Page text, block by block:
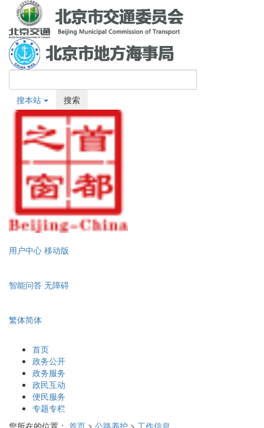
搜本站 搜索
用户中心 移动版
智能问答 无障碍
繁体简体
首页
政务公开
政务服务
政民互动
便民服务
专题专栏